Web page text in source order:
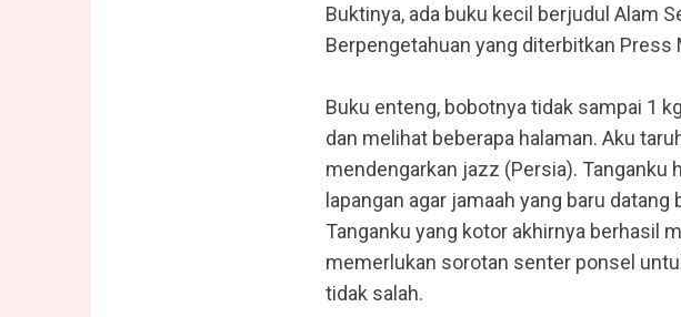
Buktinya, ada buku kecil berjudul Alam
Berpengetahuan yang diterbitkan Press
Buku enteng, bobotnya tidak sampai 1
dan melihat beberapa halaman. Aku
mendengarkan jazz (Persia).
lapangan agar jamaah yang baru
Tanganku yang kotor akhirnya berhasil
memerlukan sorotan senter ponsel
tidak salah.